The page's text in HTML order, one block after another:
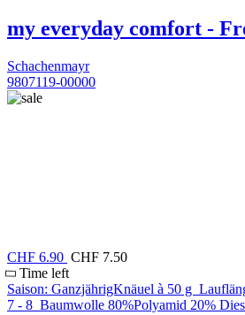
my everyday comfort -
Schachenmayr
9807119-00000
CHF 6.90 CHF 7.50
Time left
Saison: GanzjährigKnäuel à 50 g
7 - 8 Baumwolle 80%Polyamid 20%